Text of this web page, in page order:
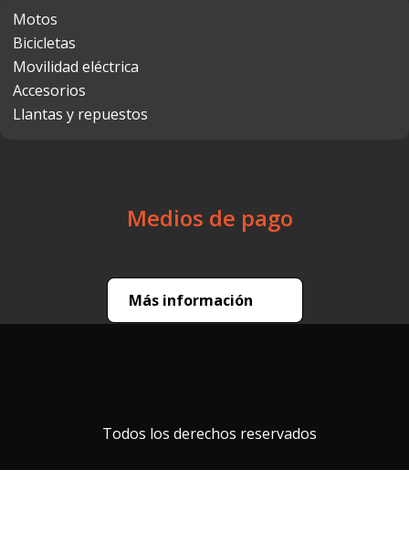
Motos
Bicicletas
Movilidad eléctrica
Accesorios
Llantas y repuestos
Medios de pago
Más información
Todos los derechos reservados